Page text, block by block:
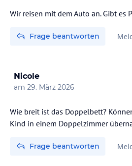
Wir reisen mit dem Auto an. Gibt es
Frage beantworten
Nicole
am 29. März 2026
Wie breit ist das Doppelbett?
Kind in einem Doppelzimmer
Frage beantworten